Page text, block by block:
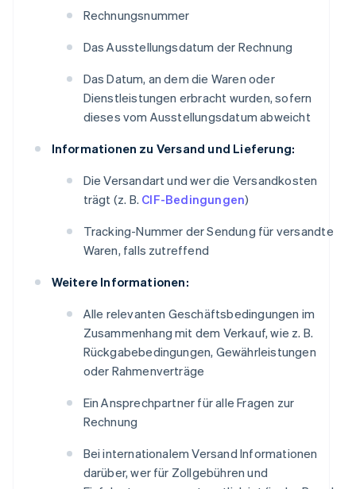
Rechnungsnummer
Das Ausstellungsdatum der Rechnung
Das Datum, an dem die Waren oder
Dienstleistungen erbracht wurden, sofern
dieses vom Ausstellungsdatum abweicht
Informationen zu Versand und Lieferung:
Die Versandart und wer die Versandkosten
trägt (z. B. CIF-Bedingungen)
Tracking-Nummer der Sendung für versandte
Waren, falls zutreffend
Weitere Informationen:
Alle relevanten Geschäftsbedingungen im
Zusammenhang mit dem Verkauf, wie z. B.
Rückgabebedingungen, Gewährleistungen
oder Rahmenverträge
Ein Ansprechpartner für alle Fragen zur
Rechnung
Bei internationalem Versand Informationen
darüber, wer für Zollgebühren und